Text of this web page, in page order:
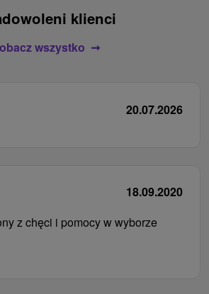
klienci
wszystko
20.07.2026
18.09.2020
z chęci i pomocy w wyborze